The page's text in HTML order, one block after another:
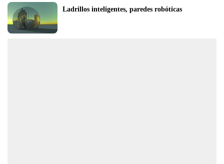
Ladrillos inteligentes, paredes robóticas